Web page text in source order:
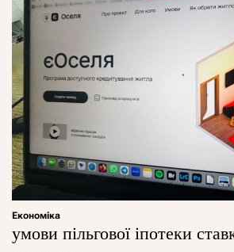
Економіка
умови пільгової іпотеки